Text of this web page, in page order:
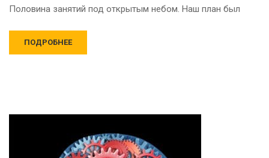
Половина занятий под открытым небом. Наш план был
ПОДРОБНЕЕ